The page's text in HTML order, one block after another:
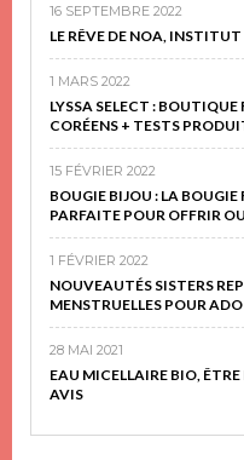
16 SEPTEMBRE 2022
LE RÊVE DE NOA,
1 MARS 2022
LYSSA SELECT :
CORÉENS + TESTS
15 FÉVRIER 2022
BOUGIE BIJOU : LA
PARFAITE POUR OFFRIR
1 FÉVRIER 2022
NOUVEAUTÉS SISTERS
MENSTRUELLES POUR
28 MAI 2021
EAU MICELLAIRE BIO,
AVIS